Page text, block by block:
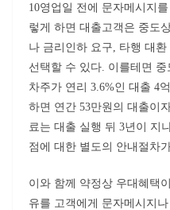
10영업일 전에 문자메시지
렇게 하면 대출고객은 중도
나 금리인하 요구, 타행 대
선택할 수 있다. 이를테면
차주가 연리 3.6%인 대출 4
하면 연간 53만원의 대출이
료는 대출 실행 뒤 3년이 지
점에 대한 별도의 안내절차
이와 함께 약정상 우대혜택
유를 고객에게 문자메시지